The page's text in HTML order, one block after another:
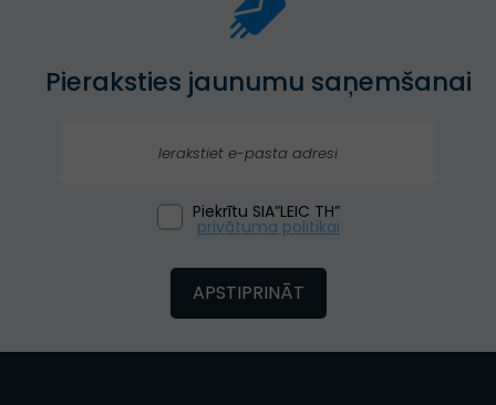
Pieraksties jaunumu saņemšanai
Piekrītu SIA”LEIC TH”
privātuma politikai
APSTIPRINĀT